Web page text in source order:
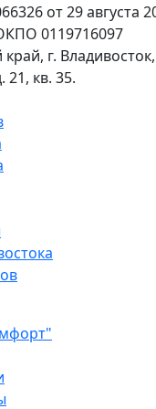
от 29 августа
0119716097
г. Владивосток,
21, кв. 35.